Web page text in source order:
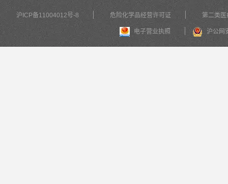
沪ICP备11004012号-8 危险化学品经营许可证 第二类医
电子营业执照 沪公网